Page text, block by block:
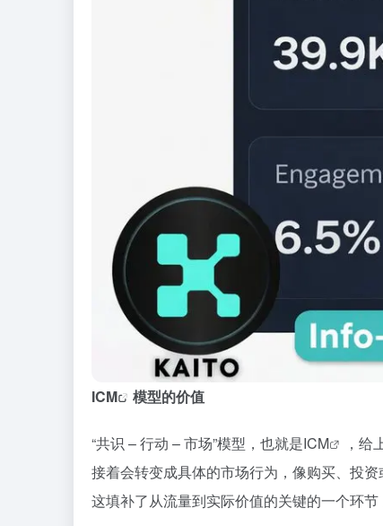
ICM 模型的价值
“共识 – 行动 – 市场”模型，也就是ICM
，
接着会转变成具体的市场行为，像购买、投
这填补了从流量到实际价值的关键的一个环节